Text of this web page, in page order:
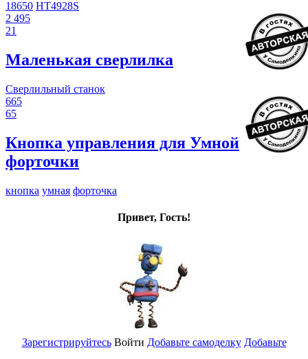
18650 HT4928S
2 495
21
Маленькая сверлилка
Сверлильный станок
665
65
Кнопка управления для Умной
форточки
кнопка умная форточка
Привет, Гость!
Зарегистрируйтесь Войти Добавьте самоделку Добавьте